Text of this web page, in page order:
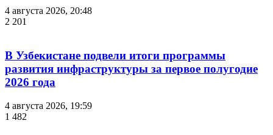
4 августа 2026, 20:48
2 201
В Узбекистане подвели итоги программы
развития инфраструктуры за первое полугодие
2026 года
4 августа 2026, 19:59
1 482